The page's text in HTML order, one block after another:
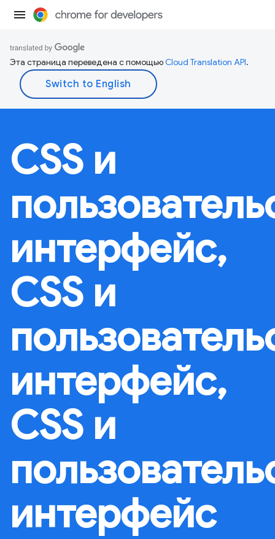
Эта страница переведена с помощьюCloud Translation API.
CSS и
интерфейс,
CSS и
интерфейс,
CSS и
интерфейс